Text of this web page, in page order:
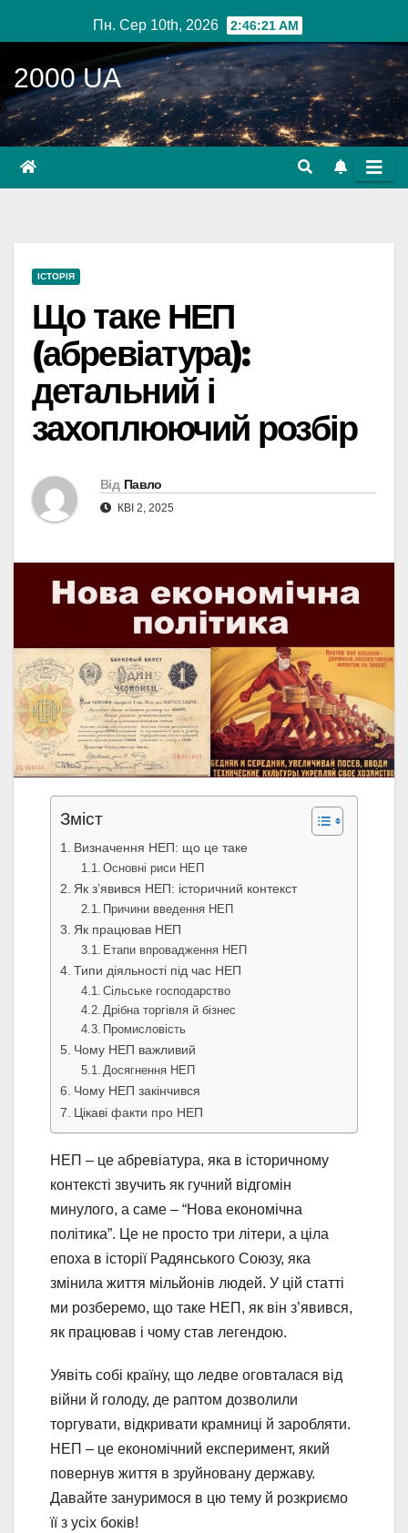
до
вмісту
Пн. Сер 10th, 2026 2:46:22 AM
2000 UA
ІСТОРІЯ
Що таке НЕП
(абревіатура):
детальний і
захоплюючий розбір
Від Павло
КВІ 2, 2025
Зміст
Визначення НЕП: що це таке
Основні риси НЕП
Як з’явився НЕП: історичний контекст
Причини введення НЕП
Як працював НЕП
Етапи впровадження НЕП
Типи діяльності під час НЕП
Сільське господарство
Дрібна торгівля й бізнес
Промисловість
Чому НЕП важливий
Досягнення НЕП
Чому НЕП закінчився
Цікаві факти про НЕП
НЕП – це абревіатура, яка в історичному
контексті звучить як гучний відгомін
минулого, а саме – “Нова економічна
політика”. Це не просто три літери, а ціла
епоха в історії Радянського Союзу, яка
змінила життя мільйонів людей. У цій статті
ми розберемо, що таке НЕП, як він з’явився,
як працював і чому став легендою.
Уявіть собі країну, що ледве оговталася від
війни й голоду, де раптом дозволили
торгувати, відкривати крамниці й заробляти.
НЕП – це економічний експеримент, який
повернув життя в зруйновану державу.
Давайте зануримося в цю тему й розкриємо
її з усіх боків!